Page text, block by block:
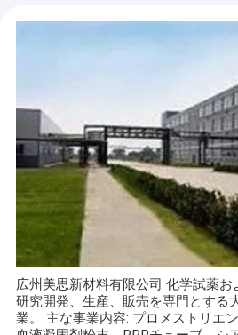
リチウムヘパリン 水溶性白色無
凝固剤加速器 金型頭蓋骨管 生
広州美思新材料有限公司 化学試薬
研究開発、生産、販売を専門とする
業。 主な事業内容: プロメストリエ